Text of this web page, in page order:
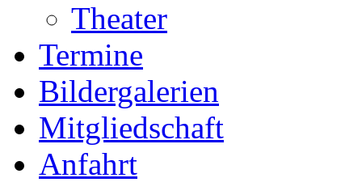
Theater
Termine
Bildergalerien
Mitgliedschaft
Anfahrt